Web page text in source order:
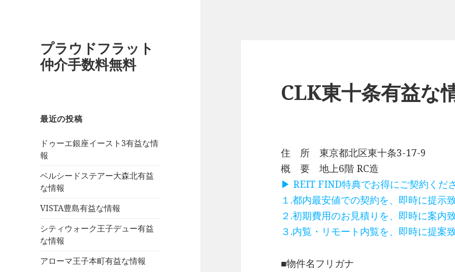
プラウドフラット
仲介手数料無料
最近の投稿
ドゥーエ銀座イースト3有益な情
報
ベルシードステアー大森北有益
な情報
VISTA豊島有益な情報
シティウォーク王子デュー有益
な情報
アローマ王子本町有益な情報
CLK東十条有益な
住 所 東京都北区東十条3-17-9
概 要 地上6階 RC造
▶ REIT FIND特典でお得にご契約くださ
１.都内最安値での契約を、即時に提示致
２.初期費用のお見積りを、即時に案内致
３.内覧・リモート内覧を、即時に提案致
■物件名フリガナ